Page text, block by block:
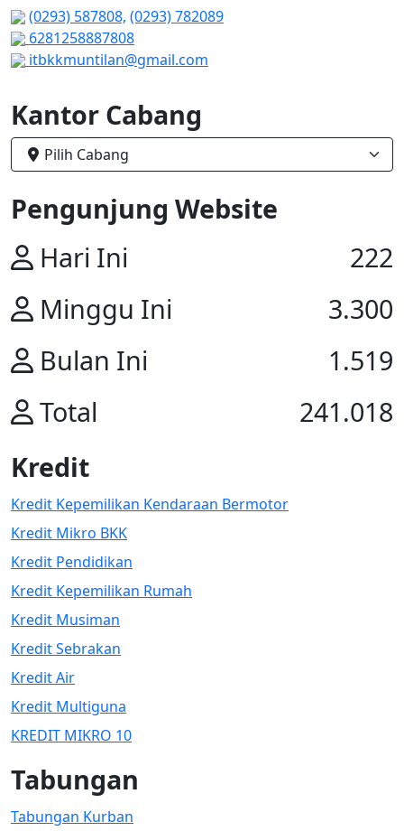
(0293) 587808, (0293) 782089
6281258887808
itbkkmuntilan@gmail.com
Pengunjung Website
Hari Ini
222
Minggu Ini
3.300
Bulan Ini
1.519
Total
241.018
Kantor Cabang
Pilih Cabang
Kredit
Kredit Kepemilikan Kendaraan Bermotor
Kredit Mikro BKK
Kredit Pendidikan
Kredit Kepemilikan Rumah
Kredit Musiman
Kredit Sebrakan
Kredit Air
Kredit Multiguna
KREDIT MIKRO 10
Tabungan
Tabungan Kurban